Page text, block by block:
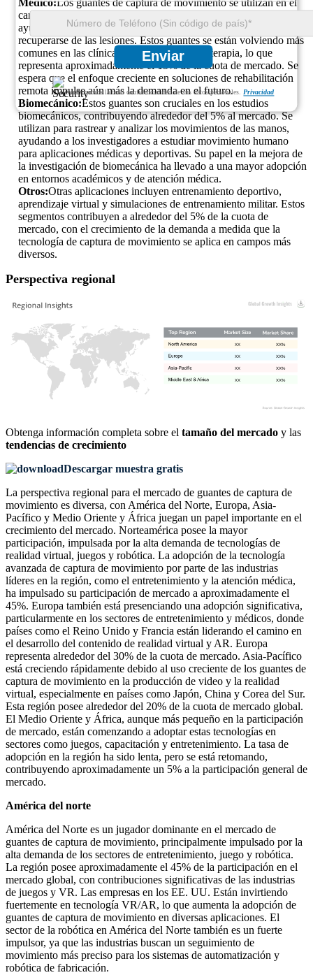
Enviar
Garantizamos la total confidencialidad de sus datos personales. Privacidad
Médico:Los guantes de captura de movimiento se utilizan en el
campo de la medicina para la rehabilitación y la terapia,
ayudando a los pacientes a recuperar las habilidades motoras y
recuperarse de las lesiones. Estos guantes se están volviendo más
comunes en las clínicas y hospitales de fisioterapia, lo que
representa aproximadamente el 15% de la cuota de mercado. Se
espera que el enfoque creciente en soluciones de rehabilitación
remota impulse aún más la demanda en el futuro.
Biomecánico:Estos guantes son cruciales en los estudios
biomecánicos, contribuyendo alrededor del 5% al mercado. Se
utilizan para rastrear y analizar los movimientos de las manos,
ayudando a los investigadores a estudiar movimiento humano
para aplicaciones médicas y deportivas. Su papel en la mejora de
la investigación de biomecánica ha llevado a una mayor adopción
en entornos académicos y de atención médica.
Otros:Otras aplicaciones incluyen entrenamiento deportivo,
aprendizaje virtual y simulaciones de entrenamiento militar. Estos
segmentos contribuyen a alrededor del 5% de la cuota de
mercado, con el crecimiento de la demanda a medida que la
tecnología de captura de movimiento se aplica en campos más
diversos.
Perspectiva regional
XX%
XX
XX%
XX
XX%
XX
XX%
XX
Obtenga información completa sobre el tamaño del mercado y las
tendencias de crecimiento
Descargar muestra gratis
La perspectiva regional para el mercado de guantes de captura de
movimiento es diversa, con América del Norte, Europa, Asia-
Pacífico y Medio Oriente y África juegan un papel importante en el
crecimiento del mercado. Norteamérica posee la mayor
participación, impulsada por la alta demanda de tecnologías de
realidad virtual, juegos y robótica. La adopción de la tecnología
avanzada de captura de movimiento por parte de las industrias
líderes en la región, como el entretenimiento y la atención médica,
ha impulsado su participación de mercado a aproximadamente el
45%. Europa también está presenciando una adopción significativa,
particularmente en los sectores de entretenimiento y médicos, donde
países como el Reino Unido y Francia están liderando el camino en
el desarrollo del contenido de realidad virtual y AR. Europa
representa alrededor del 30% de la cuota de mercado. Asia-Pacífico
está creciendo rápidamente debido al uso creciente de los guantes de
captura de movimiento en la producción de video y la realidad
virtual, especialmente en países como Japón, China y Corea del Sur.
Esta región posee alrededor del 20% de la cuota de mercado global.
El Medio Oriente y África, aunque más pequeño en la participación
de mercado, están comenzando a adoptar estas tecnologías en
sectores como juegos, capacitación y entretenimiento. La tasa de
adopción en la región ha sido lenta, pero se está retomando,
contribuyendo aproximadamente un 5% a la participación general de
mercado.
América del norte
América del Norte es un jugador dominante en el mercado de
guantes de captura de movimiento, principalmente impulsado por la
alta demanda de los sectores de entretenimiento, juego y robótica.
La región posee aproximadamente el 45% de la participación en el
mercado global, con contribuciones significativas de las industrias
de juegos y VR. Las empresas en los EE. UU. Están invirtiendo
fuertemente en tecnología VR/AR, lo que aumenta la adopción de
guantes de captura de movimiento en diversas aplicaciones. El
sector de la robótica en América del Norte también es un fuerte
impulsor, ya que las industrias buscan un seguimiento de
movimiento más preciso para los sistemas de automatización y
robótica de fabricación.